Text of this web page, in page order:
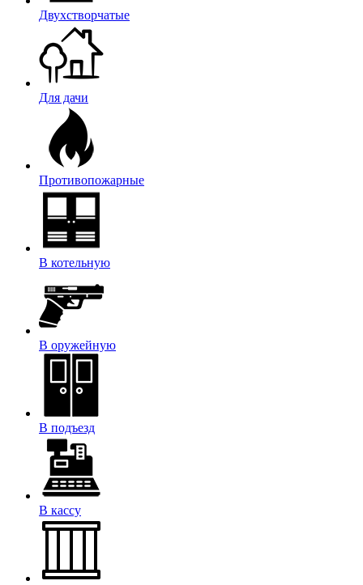
Двухстворчатые
Для дачи
Противопожарные
В котельную
В оружейную
В подъезд
В кассу